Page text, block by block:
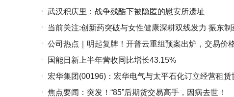
武汉积庆里：战争残酷下被隐匿的慰安所遗址
当前关注:创新药突破与女性健康深耕双线发力 振东
公司热点｜明起复牌！开普云重组预案出炉，交易价
国能日新上半年营收同比增长43.15%
宏华集团(00196)：宏华电气与太平石化订立经营租赁
焦点要闻：突发！“85”后期货交易高手，因病去世！